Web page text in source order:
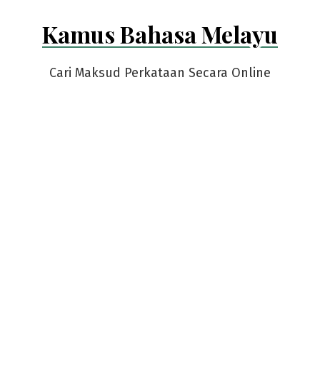
Kamus Bahasa Melayu
Cari Maksud Perkataan Secara Online